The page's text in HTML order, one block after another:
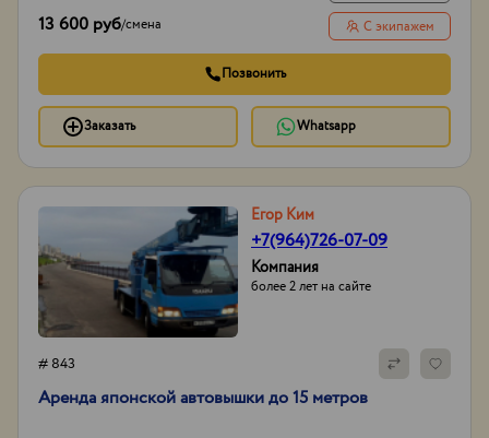
13 600 руб/смена С экипажем
Позвонить
Заказать Whatsapp
Егор Ким
+7(964)726-07-09
Компания
более 2 лет на сайте
# 843
Аpенда японской aвтовышки дo 15 метрoв